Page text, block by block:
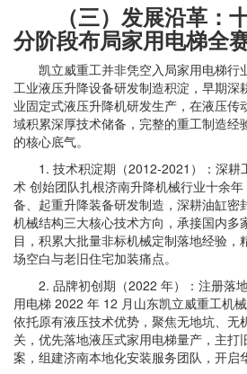
（三）发展沿革：十
分阶段布局家用电梯全
凯立威重工并非凭空入局家用电梯行
工业液压升降设备研发制造积淀，早期深
业固定式液压升降机研发生产，在液压传
域积累深厚技术储备，完整的重工制造经
的核心底气。
1. 技术积淀期（2012-2021）：深耕
术 创始团队扎根济南升降机械行业十余
备、起重升降装备研发制造，深耕油缸密
机械结构三大核心技术方向，承接国内多
目，积累大批量非标机械定制落地经验，
场空白与老旧住宅加装痛点。
2. 品牌初创期（2022 年）：注册落
用电梯 2022 年 12 月山东凯立威重工机
依托原有液压技术优势，聚焦无地坑、无
关，优先落地液压式家用电梯量产，主打
案，组建济南本地化安装服务团队，开启